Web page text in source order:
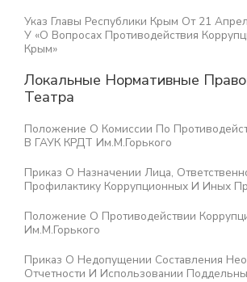
Указ Главы Республики Крым От 21
У «О Вопросах Противодействия
Крым»
Локальные Нормативные
Театра
Положение О Комиссии По
В ГАУК КРДТ Им.М.Горького
Приказ О Назначении Лица,
Профилактику Коррупционных И Иных
Положение О Противодействии
Им.М.Горького
Приказ О Недопущении Составления
Отчетности И Использовании